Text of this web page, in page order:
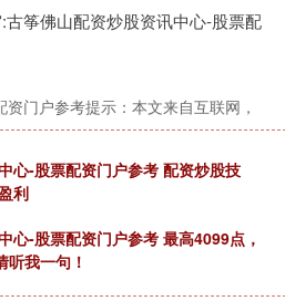
筝佛山配资炒股资讯中心-股票配
门户参考提示：本文来自互联网，
心-股票配资门户参考 配资炒股技
利
心-股票配资门户参考 最高4099点，
我一句！